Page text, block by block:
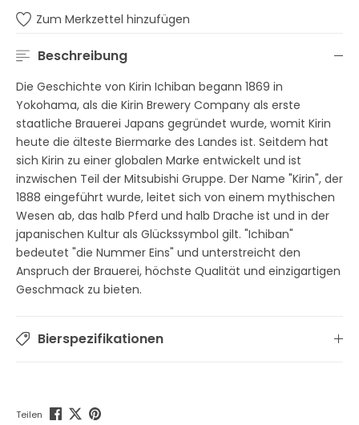
Zum Merkzettel hinzufügen
Beschreibung
Die Geschichte von Kirin Ichiban begann 1869 in
Yokohama, als die Kirin Brewery Company als erste
staatliche Brauerei Japans gegründet wurde, womit Kirin
heute die älteste Biermarke des Landes ist. Seitdem hat
sich Kirin zu einer globalen Marke entwickelt und ist
inzwischen Teil der Mitsubishi Gruppe. Der Name "Kirin", der
1888 eingeführt wurde, leitet sich von einem mythischen
Wesen ab, das halb Pferd und halb Drache ist und in der
japanischen Kultur als Glückssymbol gilt. "Ichiban"
bedeutet "die Nummer Eins" und unterstreicht den
Anspruch der Brauerei, höchste Qualität und einzigartigen
Geschmack zu bieten.
Bierspezifikationen
Teilen